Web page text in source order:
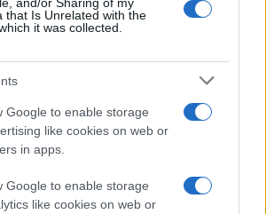
that Is Unrelated with the
it was collected.
Google to enable storage
like cookies on web or
in apps.
Google to enable storage
like cookies on web or